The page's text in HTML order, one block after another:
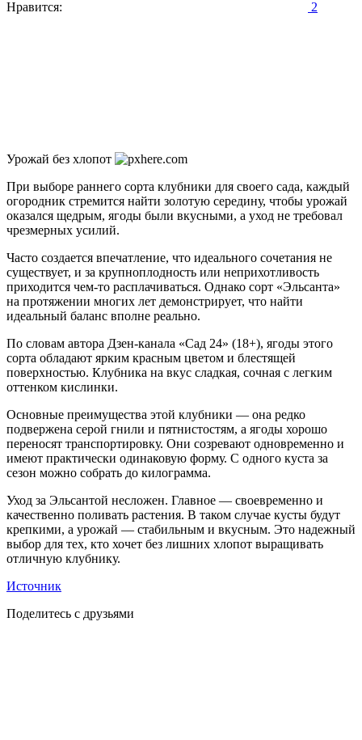
Нравится: 2
Урожай без хлопот
При выборе раннего сорта клубники для своего сада, каждый
огородник стремится найти золотую середину, чтобы урожай
оказался щедрым, ягоды были вкусными, а уход не требовал
чрезмерных усилий.
Часто создается впечатление, что идеального сочетания не
существует, и за крупноплодность или неприхотливость
приходится чем-то расплачиваться. Однако сорт «Эльсанта»
на протяжении многих лет демонстрирует, что найти
идеальный баланс вполне реально.
По словам автора Дзен-канала «Сад 24» (18+), ягоды этого
сорта обладают ярким красным цветом и блестящей
поверхностью. Клубника на вкус сладкая, сочная с легким
оттенком кислинки.
Основные преимущества этой клубники — она редко
подвержена серой гнили и пятнистостям, а ягоды хорошо
переносят транспортировку. Они созревают одновременно и
имеют практически одинаковую форму. С одного куста за
сезон можно собрать до килограмма.
Уход за Эльсантой несложен. Главное — своевременно и
качественно поливать растения. В таком случае кусты будут
крепкими, а урожай — стабильным и вкусным. Это надежный
выбор для тех, кто хочет без лишних хлопот выращивать
отличную клубнику.
Источник
Поделитесь с друзьями